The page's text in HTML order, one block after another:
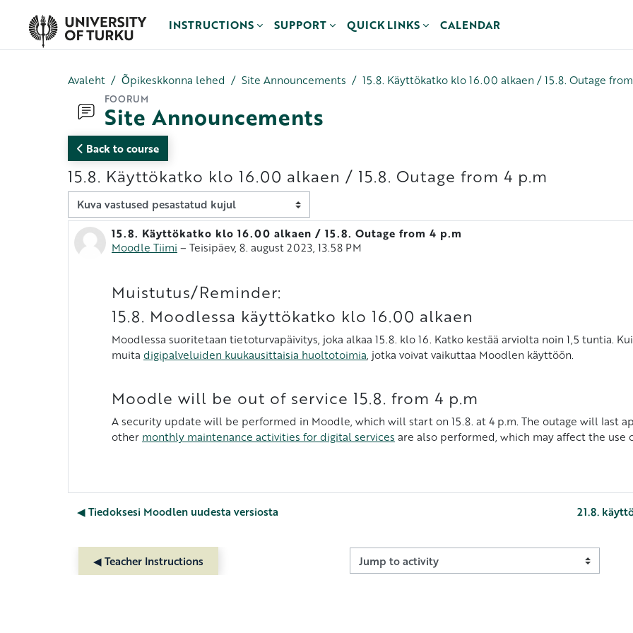
INSTRUCTIONS
SUPPORT QUICK LINKS CALENDAR
Avaleht Õpikeskkonna lehed Site Announcements 15.8. Käyttökatko klo 16.00 alkaen / 15.8. Outage
FOORUM
Site Announcements
Back to course
15.8. Käyttökatko klo 16.00 alkaen / 15.8. Outage from 4 p.m
Kuvamisrežiim
15.8. Käyttökatko klo 16.00 alkaen / 15.8. Outage from 4 p.m
Moodle Tiimi – Teisipäev, 8. august 2023, 13.58 PM
Vastuste arv 0
Muistutus/Reminder:
15.8. Moodlessa käyttökatko klo 16.00 alkaen
Moodlessa suoritetaan tietoturvapäivitys, joka alkaa 15.8. klo 16. Katko kestää arviolta noin 1,5 tuntia.
muita digipalveluiden kuukausittaisia huoltotoimia, jotka voivat vaikuttaa Moodlen käyttöön.
Moodle will be out of service 15.8. from 4 p.m
A security update will be performed in Moodle, which will start on 15.8. at 4 p.m. The outage will last
other monthly maintenance activities for digital services are also performed, which may affect the use
◀︎ Tiedoksesi Moodlen uudesta versiosta 21.8.
◀︎ Teacher Instructions Jump to activity